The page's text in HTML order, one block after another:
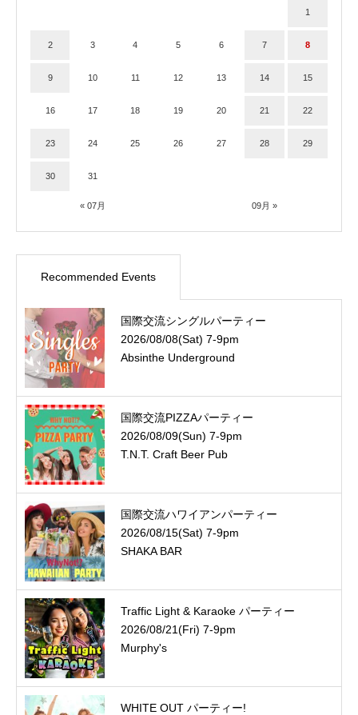
« 07月 09月 »
1
2 3 4 5 6 7 8
9 10 11 12 13 14 15
16 17 18 19 20 21 22
23 24 25 26 27 28 29
30 31
Recommended Events
国際交流シングルパーティー
2026/08/08(Sat) 7-9pm
Absinthe Underground
国際交流PIZZAパーティー
2026/08/09(Sun) 7-9pm
T.N.T. Craft Beer Pub
国際交流ハワイアンパーティー
2026/08/15(Sat) 7-9pm
SHAKA BAR
Traffic Light & Karaoke パーティー
2026/08/21(Fri) 7-9pm
Murphy's
WHITE OUT パーティー!